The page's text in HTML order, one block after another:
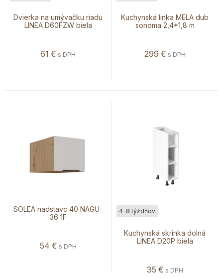
Dvierka na umývačku riadu
LINEA D60FZW biela
61 € s DPH
Kuchynská linka MELA dub
sonoma 2,4*1,8 m
299 € s DPH
SOLEA nadstavc 40 NAGU-
36 1F
54 € s DPH
Kuchynská skrinka dolná
LINEA D20P biela
4-8 týždňov
35 € s DPH